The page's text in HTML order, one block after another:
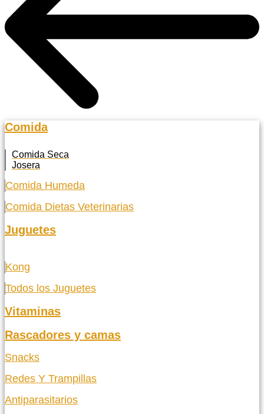
Comida
Comida Seca
Josera
Comida Humeda
Comida Dietas Veterinarias
Juguetes
Kong
Todos los Juguetes
Vitaminas
Rascadores y camas
Snacks
Redes Y Trampillas
Antiparasitarios